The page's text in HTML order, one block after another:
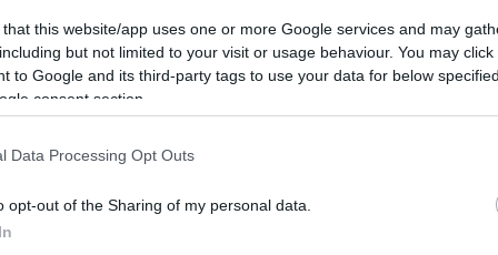
that this website/app uses one or more Google services and may
but not limited to your visit or usage behaviour. You may
to Google and its third-party tags to use your data for below
consent section.
Data Processing Opt Outs
opt-out of the Sharing of my personal data.
ki,